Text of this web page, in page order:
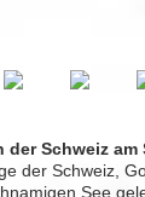
Schweiz am
der Schweiz,
See